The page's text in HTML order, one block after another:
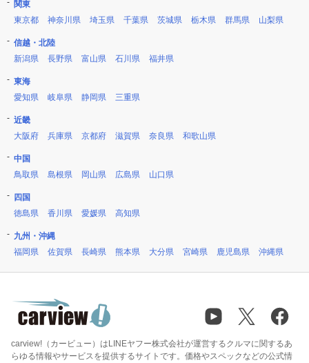
関東
東京都
神奈川県 埼玉県 千葉県 茨城県 栃木県 群馬県 山梨県
信越・北陸
新潟県
長野県 富山県 石川県 福井県
東海
愛知県
岐阜県 静岡県 三重県
近畿
大阪府
兵庫県 京都府 滋賀県 奈良県 和歌山県
中国
鳥取県
島根県 岡山県 広島県 山口県
四国
徳島県
香川県 愛媛県 高知県
九州・沖縄
福岡県
佐賀県 長崎県 熊本県 大分県 宮崎県 鹿児島県 沖縄県
carview!（カービュー）はLINEヤフー株式会社が運営するクルマに関するあ
らゆる情報やサービスを提供するサイトです。価格やスペックなどの公式情